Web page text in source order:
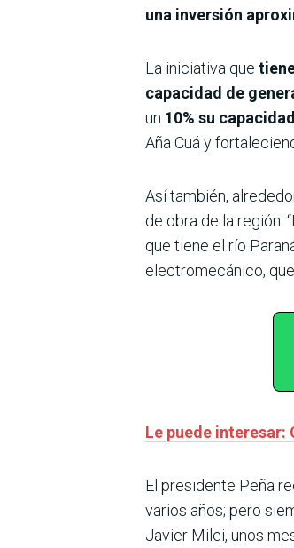
una inversión
La iniciativa que
capacidad de
un 10% su
Aña Cuá y
Así también,
de obra de la región.
que tiene el río
electromecánico,
Le puede interesar:
El presidente Peña
varios años; pero
Javier Milei, unos